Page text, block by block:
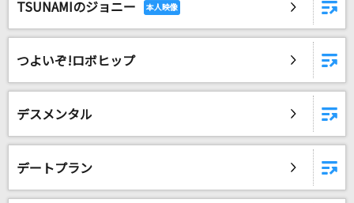
TSUNAMIのジョニー
つよいぞ!ロボヒップ
デスメンタル
デートプラン